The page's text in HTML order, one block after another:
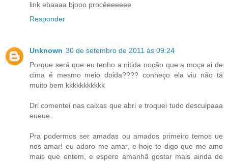
link ebaaaa bjooo procêeeeeee
Responder
Unknown 30 de setembro de 2011 às 09:24
Porque será que eu tenho a nitida noção que a moça ai de
cima é mesmo meio doida???? conheço ela viu não tá
muito bem kkkkkkkkkkk
Dri comentei nas caixas que abri e troquei tudo desculpaaa
eueue.
Pra podermos ser amadas ou amados primeiro temos ue
nos amar! eu adoro me amar, e hoje te digo que me amo
mais que ontem, e espero amanhã gostar mais ainda de